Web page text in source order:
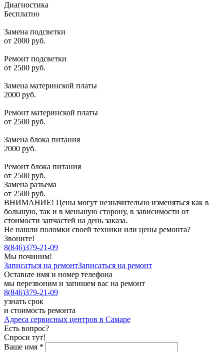
Диагностика
Бесплатно
Замена подсветки
от 2000 руб.
Ремонт подсветки
от 2500 руб.
Замена материнской платы
2000 руб.
Ремонт материнской платы
от 2500 руб.
Замена блока питания
2000 руб.
Ремонт блока питания
от 2500 руб.
Замена разъема
от 2500 руб.
ВНИМАНИЕ! Цены могут незначительно изменяться как в
большую, так и в меньшую сторону, в зависимости от
стоимости запчастей на день заказа.
Не нашли поломки своей техники или цены ремонта?
Звоните!
8(846)379-21-09
Мы починим!
Записаться на ремонтЗаписаться на ремонт
Оставьте имя и номер телефона
мы перезвоним и запишем вас на ремонт
8(846)379-21-09
узнать срок
и стоимость ремонта
Адреса сервисных центров в Самаре
Есть вопрос?
Спроси тут!
Ваше имя *